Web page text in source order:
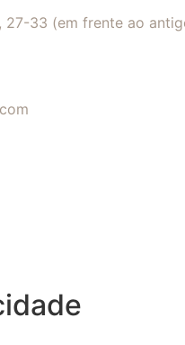
27-33 (em frente ao